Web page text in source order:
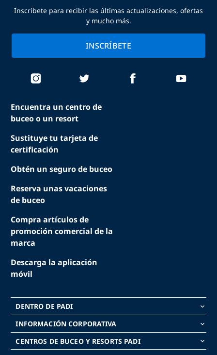
Encuentra un centro de
buceo o un resort
Sustituye tu tarjeta de
certificación
Obtén un seguro de buceo
Reserva unas vacaciones
de buceo
Compra artículos de
promoción comercial de la
marca
Descarga la aplicación
móvil
DENTRO DE PADI keyboard_arrow_down
INFORMACIÓN CORPORATIVA keyboard_arrow_down
CENTROS DE BUCEO Y RESORTS PADI keyboard_arrow_down
Inscríbete para recibir las últimas actualizaciones, ofertas
y mucho más.
INSCRÍBETE